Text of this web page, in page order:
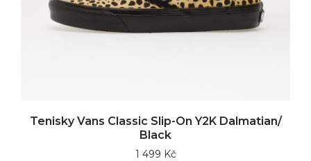
Tenisky Vans Classic Slip-On Y2K Dalmatian/
Black
1 499 Kč